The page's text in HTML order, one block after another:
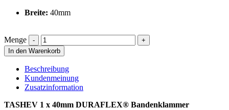
Breite: 40mm
Menge
In den Warenkorb
Beschreibung
Kundenmeinung
Zusatzinformation
TASHEV 1 x 40mm DURAFLEX® Bandenklammer